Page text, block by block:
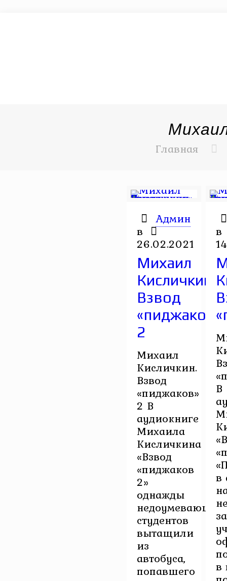
Главная
Админ
в
26.02.2021
Михаил
Кисличкин.
Взвод
«пиджаков»
2
Михаил
Кисличкин.
Взвод
«пиджаков»
2 В
аудиокниге
Михаила
Кисличкина
«Взвод
«пиджаков
2»
однажды
недоумевающих
студентов
вытащили
из
автобуса,
попавшего
в
В
в
в